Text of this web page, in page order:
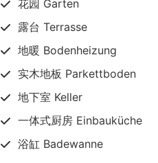
花园 Garten
露台 Terrasse
地暖 Bodenheizung
实木地板 Parkettboden
地下室 Keller
一体式厨房 Einbauküche
浴缸 Badewanne